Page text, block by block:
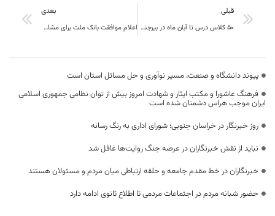
قبلی
۵۰ کلاس درس تا آبان ماه در بیرجند افتتاح می‌شود
بعدی
اعلام موافقت بانک ملت برای مشارکت در کنسرسیوم بانکی راه آهن خراسان جنوبی
پیوند دانشگاه و صنعت، مسیر نوآوری و حل مسائل استان است
فرهنگ عاشورا و مکتب ایثار و شهادت امروز بیش از توان نظامی جمهوری اسلامی
ایران موجب هراس دشمنان شده است
روز خبرنگار در خراسان جنوبی؛ شورای اداری به رنگ رسانه
نباید از نقش خبرنگاران در عرصه جنگ روایت‌ها غافل شد
خبرنگاران در خط مقدم جامعه و حلقه ارتباطی میان مردم و مسئولان هستند
حضور شبانه مردم در اجتماعات مردمی تا اطلاع ثانوی ادامه دارد